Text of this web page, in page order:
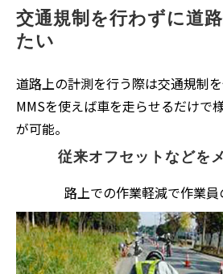
交通規制を行わずに道
たい
道路上の計測を行う際は交通規制を
MMSを使えば車を走らせるだけで
が可能。
従来オフセットなどを
路上での作業軽減で作業